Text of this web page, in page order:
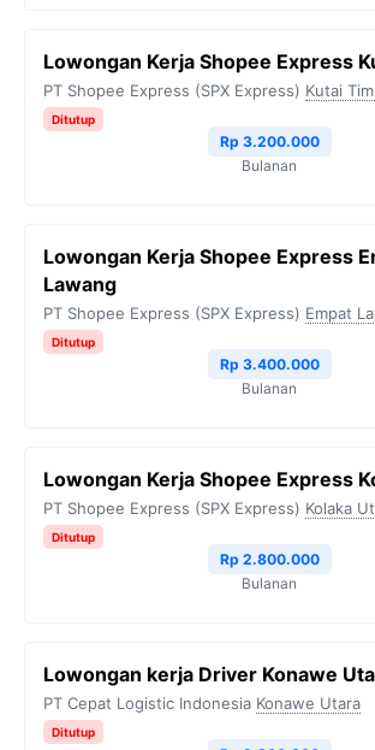
Lowongan Kerja Shopee Express
PT Shopee Express (SPX Express) Kutai
Ditutup
Rp 3.200.000
Bulanan
Lowongan Kerja Shopee Express
Lawang
PT Shopee Express (SPX Express) Empat
Ditutup
Rp 3.400.000
Bulanan
Lowongan Kerja Shopee Express
PT Shopee Express (SPX Express) Kolaka
Ditutup
Rp 2.800.000
Bulanan
Lowongan kerja Driver Konawe
PT Cepat Logistic Indonesia Konawe Utara
Ditutup